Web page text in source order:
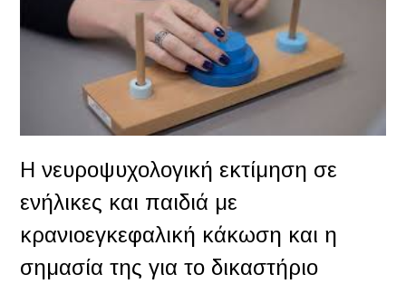
Η νευροψυχολογική εκτίμηση σε
ενήλικες και παιδιά με
κρανιοεγκεφαλική κάκωση και η
σημασία της για το δικαστήριο